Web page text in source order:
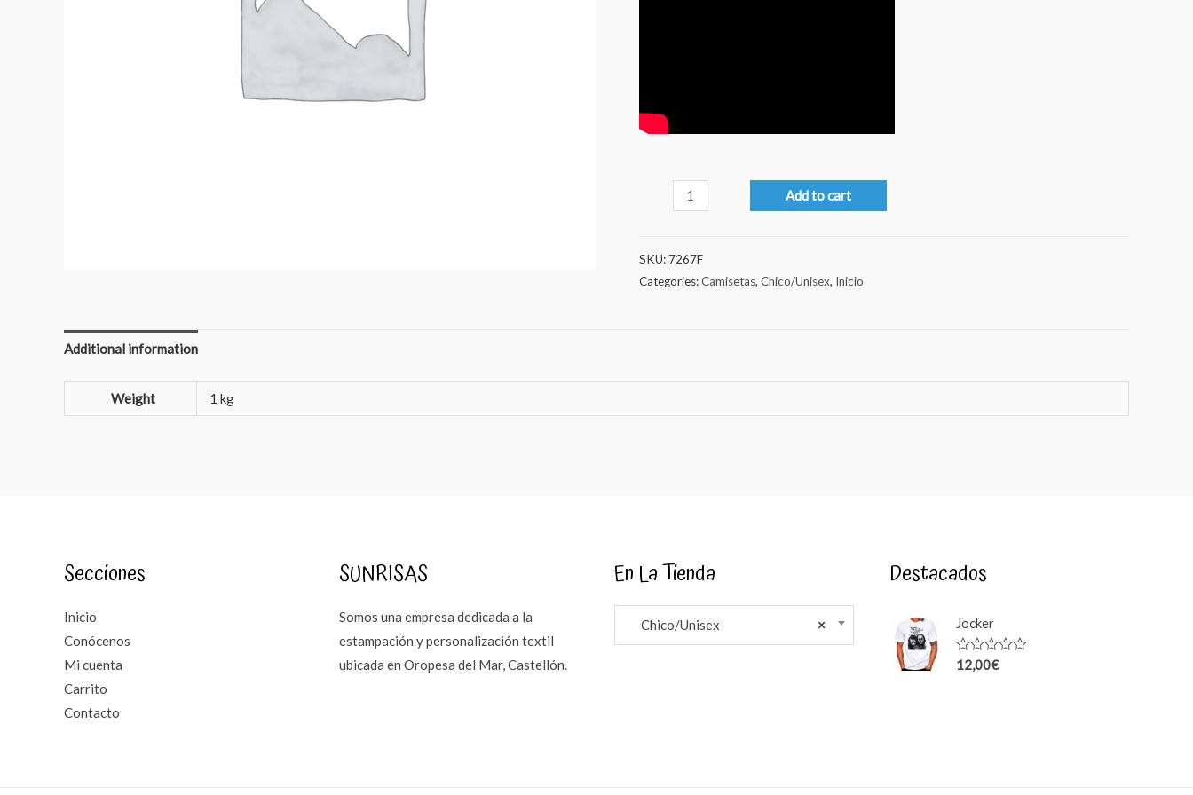
Predator
quantity
Add to cart
SKU: 7267F
Categories:Camisetas, Chico/Unisex, Inicio
Additional information
Weight 1 kg
Secciones
Inicio
Conócenos
Mi cuenta
Carrito
Contacto
SUNRISAS
Somos una empresa dedicada a la
estampación y personalización textil
ubicada en Oropesa del Mar, Castellón.
En La Tienda
×
Chico/Unisex
Destacados
Jocker
Rated
12,00€